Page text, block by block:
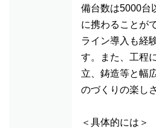
備台数は5000台
に携わることが
ライン導入も経
す。また、工程
立、鋳造等と幅
のづくりの楽し
＜具体的には＞